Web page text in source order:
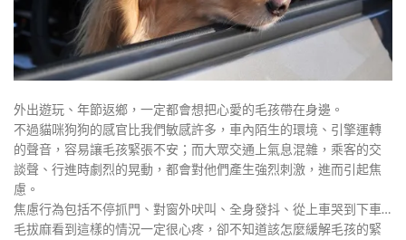
外出遊玩、年節返鄉，一定都會想把心愛的毛孩帶在身邊。
不過貓咪狗狗的感官比我們敏感許多，車內陌生的環境、引擎運轉
的聲音，容易讓毛孩緊張不安；而大眾交通上氣息混雜，乘客的交
談聲、行進時劇烈的晃動，都會對他們產生強烈刺激，進而引起焦
慮。
焦慮行為包括不停抓門、對窗外吠叫、全身發抖、從上車哭到下車…
毛拔麻看到這樣的情況一定很心疼，卻不知道該怎麼緩解毛孩的緊